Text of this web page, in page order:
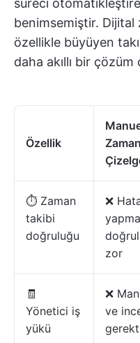
süreci
benimsemiştir. Dijital
özellikle büyüyen
daha akıllı bir
Özellik
Zaman
⏱️ Zaman
takibi
doğruluğu
❌
zor
🧾
Yönetici iş
yükü
❌
ve